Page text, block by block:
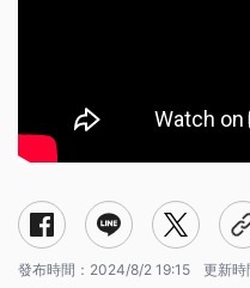
發布時間： 2024/8/2 19:15 更新時